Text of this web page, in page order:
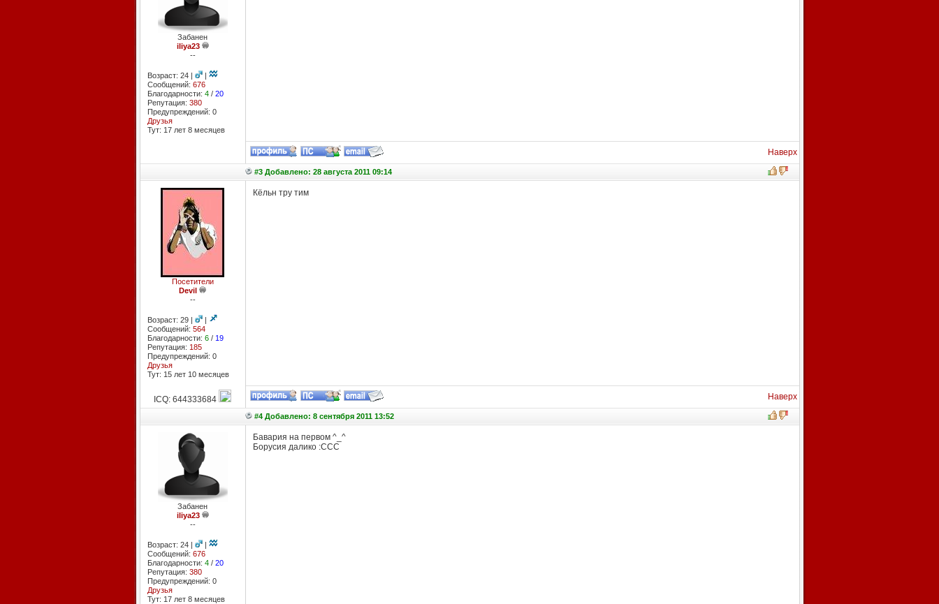
Забанен
iliya23
--
Возраст: 24 |
|
Сообщений: 676
Благодарности: 4/ 20
Репутация: 380
Предупреждений: 0
Друзья
Тут: 17 лет 8 месяцев
Наверх
#3 Добавлено: 28 августа 2011 09:14
Посетители
Devil
--
Возраст: 29 |
|
Сообщений: 564
Благодарности: 6/ 19
Репутация: 185
Предупреждений: 0
Друзья
Тут: 15 лет 10 месяцев
Кёльн тру тим
ICQ: 644333684 Наверх
#4 Добавлено: 8 сентября 2011 13:52
Забанен
iliya23
--
Возраст: 24 |
|
Сообщений: 676
Благодарности: 4/ 20
Репутация: 380
Предупреждений: 0
Друзья
Тут: 17 лет 8 месяцев
Бавария на первом ^_^
Борусия далико :ССС